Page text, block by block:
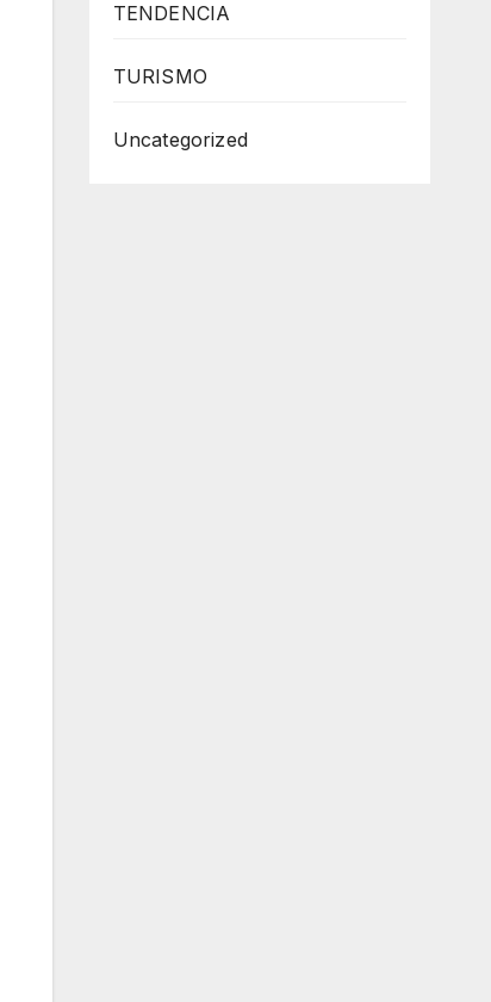
TENDENCIA
TURISMO
Uncategorized